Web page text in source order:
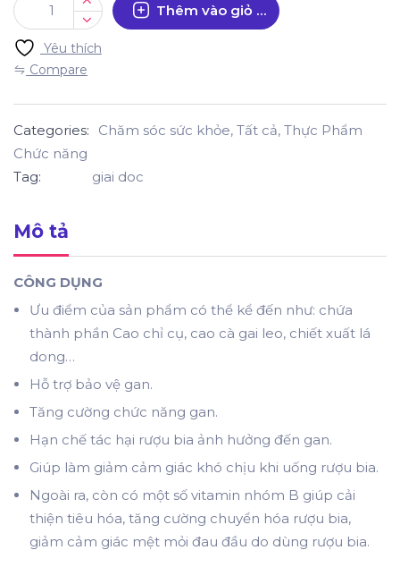
Thêm vào giỏ hàng
Yêu thích
Compare
Categories: Chăm sóc sức khỏe, Tất cả, Thực Phẩm
Chức năng
Tag:
giai doc
Mô tả
CÔNG DỤNG
Ưu điểm của sản phẩm có thể kể đến như: chứa
thành phần Cao chỉ cụ, cao cà gai leo, chiết xuất lá
dong…
Hỗ trợ bảo vệ gan.
Tăng cường chức năng gan.
Hạn chế tác hại rượu bia ảnh hưởng đến gan.
Giúp làm giảm cảm giác khó chịu khi uống rượu bia.
Ngoài ra, còn có một số vitamin nhóm B giúp cải
thiện tiêu hóa, tăng cường chuyển hóa rượu bia,
giảm cảm giác mệt mỏi đau đầu do dùng rượu bia.